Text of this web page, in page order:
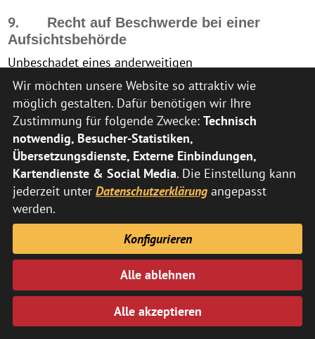
9.
Recht auf Beschwerde bei einer
Aufsichtsbehörde
Unbeschadet eines anderweitigen
verwaltungsrechtlichen oder gerichtlichen
Rechtsbehelfs steht Ihnen das Recht auf Beschwerde
bei einer Aufsichtsbehörde, insbesondere in dem
Mitgliedstaat ihres Aufenthaltsorts, ihres
Arbeitsplatzes oder des Orts des mutmaßlichen
Verstoßes, zu, wenn Sie der Ansicht sind, dass die
Verarbeitung der Sie betreffenden personenbezogenen
Daten gegen die DSGVO verstößt.
Die Aufsichtsbehörde, bei der die Beschwerde
eingereicht wurde, unterrichtet den Beschwerdeführer
über den Stand und die Ergebnisse der Beschwerde
einschließlich der Möglichkeit eines gerichtlichen
Rechtsbehelfs nach Art. 78 DSGVO.
Wir möchten unsere Website so attraktiv wie
möglich gestalten. Dafür benötigen wir Ihre
Zustimmung für folgende Zwecke: Technisch
notwendig, Besucher-Statistiken,
Übersetzungsdienste, Externe Einbindungen,
Kartendienste & Social Media. Die Einstellung kann
jederzeit unter Datenschutzerklärung angepasst
werden.
Konfigurieren
Alle ablehnen
Alle akzeptieren